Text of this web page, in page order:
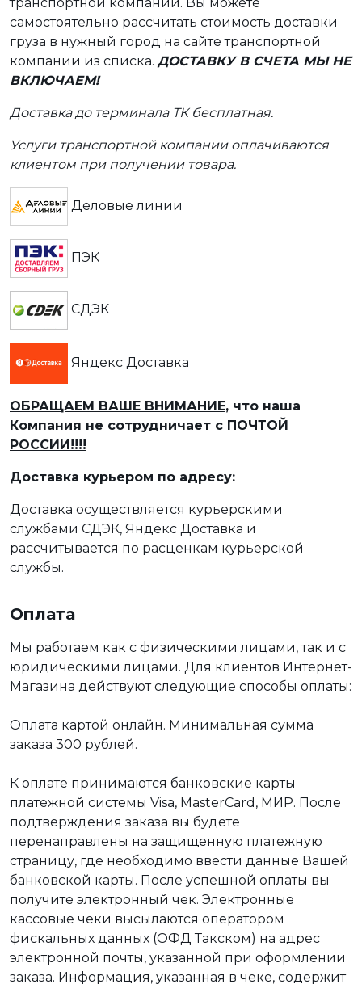
самостоятельно рассчитать стоимость доставки
груза в нужный город на сайте транспортной
компании из списка. ДОСТАВКУ В СЧЕТА МЫ НЕ
ВКЛЮЧАЕМ!
Доставка до терминала ТК бесплатная.
Услуги транспортной компании оплачиваются
клиентом при получении товара.
Деловые линии
ПЭК
СДЭК
Яндекс Доставка
ОБРАЩАЕМ ВАШЕ ВНИМАНИЕ, что наша
Компания не сотрудничает с ПОЧТОЙ
РОССИИ!!!!
Доставка курьером по адресу:
Доставка осуществляется курьерскими
службами СДЭК, Яндекс Доставка и
рассчитывается по расценкам курьерской
службы.
Оплата
Мы работаем как с физическими лицами, так и с
юридическими лицами. Для клиентов Интернет-
Магазина действуют следующие способы оплаты:
Оплата картой онлайн. Минимальная сумма
заказа 300 рублей.
К оплате принимаются банковские карты
платежной системы Visa, MasterCard, МИР. После
подтверждения заказа вы будете
перенаправлены на защищенную платежную
страницу, где необходимо ввести данные Вашей
банковской карты. После успешной оплаты вы
получите электронный чек. Электронные
кассовые чеки высылаются оператором
фискальных данных (ОФД Такском) на адрес
электронной почты, указанной при оформлении
заказа. Информация, указанная в чеке, содержит